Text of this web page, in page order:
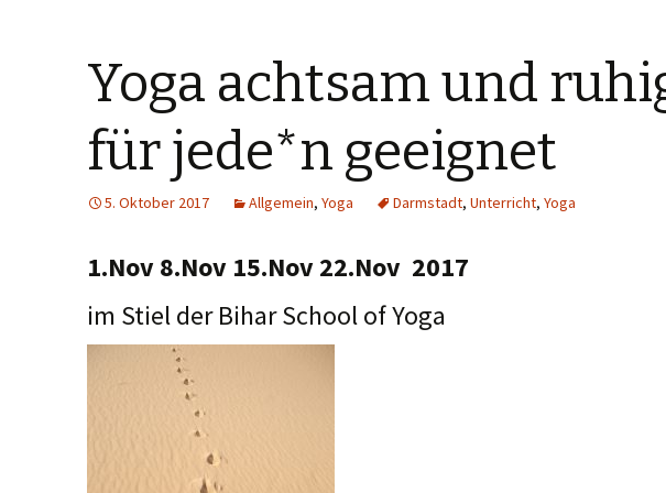
Yoga achtsam und
für jede*n geeignet
5. Oktober 2017 Allgemein, Yoga Darmstadt, Unterricht, Yoga
1.Nov 8.Nov 15.Nov 22.Nov 2017
im Stiel der Bihar School of Yoga